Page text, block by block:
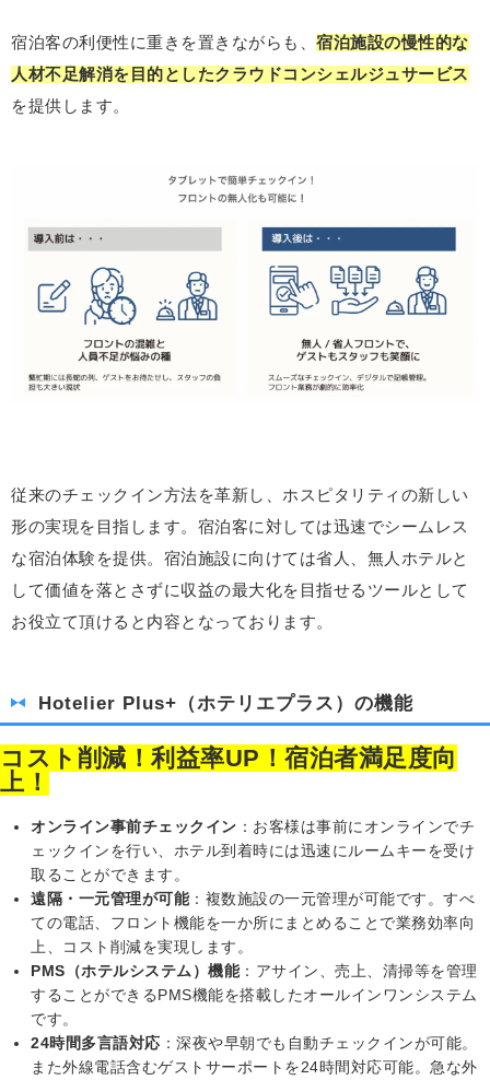
宿泊客の利便性に重きを置きながらも、 宿泊施設の慢性的な
人材不足解消を目的としたクラウドコンシェルジュサービス
を提供します。
従来のチェックイン方法を革新し、ホスピタリティの新しい
形の実現を目指します。宿泊客に対しては迅速でシームレス
な宿泊体験を提供。宿泊施設に向けては省人、無人ホテルと
して価値を落とさずに収益の最大化を目指せるツールとして
お役立て頂けると内容となっております。
Hotelier Plus+（ホテリエプラス）の機能
コスト削減！利益率UP！宿泊者満足度向
上！
オンライン事前チェックイン ：お客様は事前にオンラインでチ
ェックインを行い、ホテル到着時には迅速にルームキーを受け
取ることができます。
遠隔・一元管理が可能：複数施設の一元管理が可能です。すべ
ての電話、フロント機能を一か所にまとめることで業務効率向
上、コスト削減を実現します。
PMS （ホテルシステム）機能：アサイン、売上、清掃等を管理
することができるPMS機能を搭載したオールインワンシステム
です。
24時間多言語対応 ：深夜や早朝でも自動チェックインが可能。
また外線電話含むゲストサーポートを24時間対応可能。急な外